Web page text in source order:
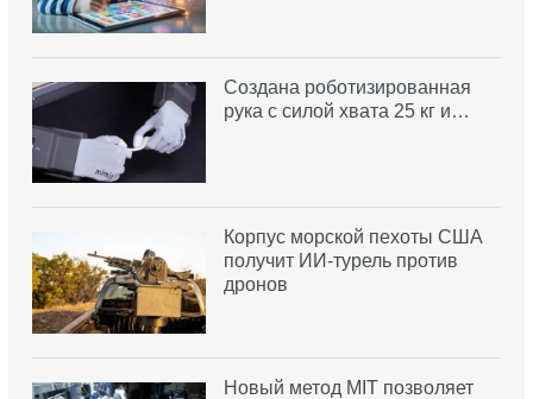
Создана роботизированная
рука с силой хвата 25 кг и…
Корпус морской пехоты США
получит ИИ-турель против
дронов
Новый метод MIT позволяет